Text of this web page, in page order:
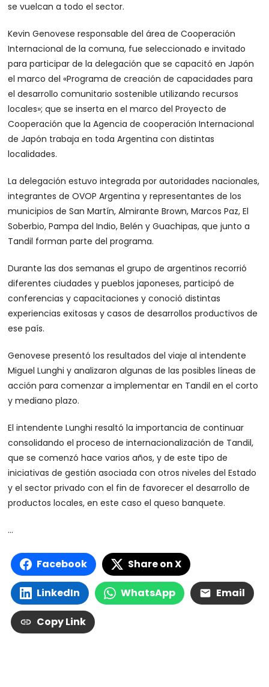
se vuelcan a todo el sector.
Kevin Genovese responsable del área de Cooperación
Internacional de la comuna, fue seleccionado e invitado
para participar de la delegación que se capacitó en Japón
el marco del «Programa de creación de capacidades para
el desarrollo comunitario sostenible utilizando recursos
locales»; que se inserta en el marco del Proyecto de
Cooperación que la Agencia de cooperación Internacional
de Japón trabaja en toda Argentina con distintas
localidades.
La delegación estuvo integrada por autoridades nacionales,
integrantes de OVOP Argentina y representantes de los
municipios de San Martín, Almirante Brown, Marcos Paz, El
Soberbio, Pampa del Indio, Belén y Guachipas, que junto a
Tandil forman parte del programa.
Durante las dos semanas el grupo de argentinos recorrió
diferentes ciudades y pueblos japoneses, participó de
conferencias y capacitaciones y conoció distintas
experiencias exitosas y casos de desarrollos productivos de
ese país.
Genovese presentó los resultados del viaje al intendente
Miguel Lunghi y analizaron algunas de las posibles líneas de
acción para comenzar a implementar en Tandil en el corto
y mediano plazo.
El intendente Lunghi resaltó la importancia de continuar
consolidando el proceso de internacionalización de Tandil,
que se comenzó hace varios años, y de este tipo de
iniciativas de gestión asociada con otros niveles del Estado
y el sector privado con el fin de favorecer el desarrollo de
productos locales, en este caso el queso banquete.
…
Facebook Share on X
LinkedIn WhatsApp Email
Copy Link